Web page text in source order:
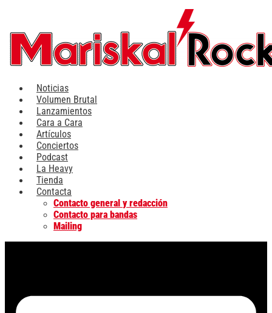
contenido
Noticias
Volumen Brutal
Lanzamientos
Cara a Cara
Artículos
Conciertos
Podcast
La Heavy
Tienda
Contacta
Contacto general y redacción
Contacto para bandas
Mailing